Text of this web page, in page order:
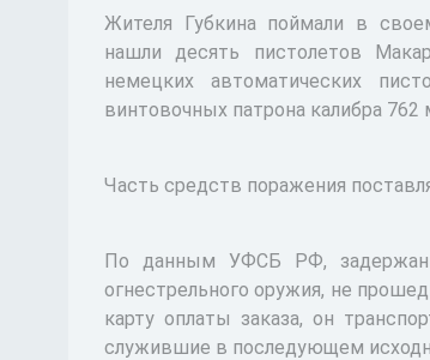
Жителя Губкина поймали в
нашли десять пистолетов
немецких автоматических
винтовочных патрона калибра 762
Часть средств поражения
По данным УФСБ РФ,
огнестрельного оружия, не
карту оплаты заказа, он
служившие в последующем